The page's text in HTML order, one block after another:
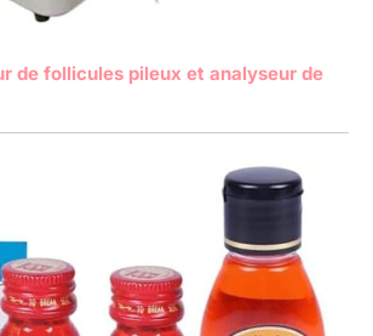
en verre avec de l'eau
de follicules pileux et analyseur de